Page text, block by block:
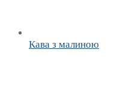
Кава з малиною